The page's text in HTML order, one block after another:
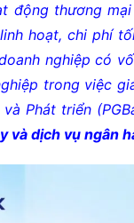
động thương
hoạt, chi phí
nghiệp có
trong việc
và Phát triển
và dịch vụ ngân